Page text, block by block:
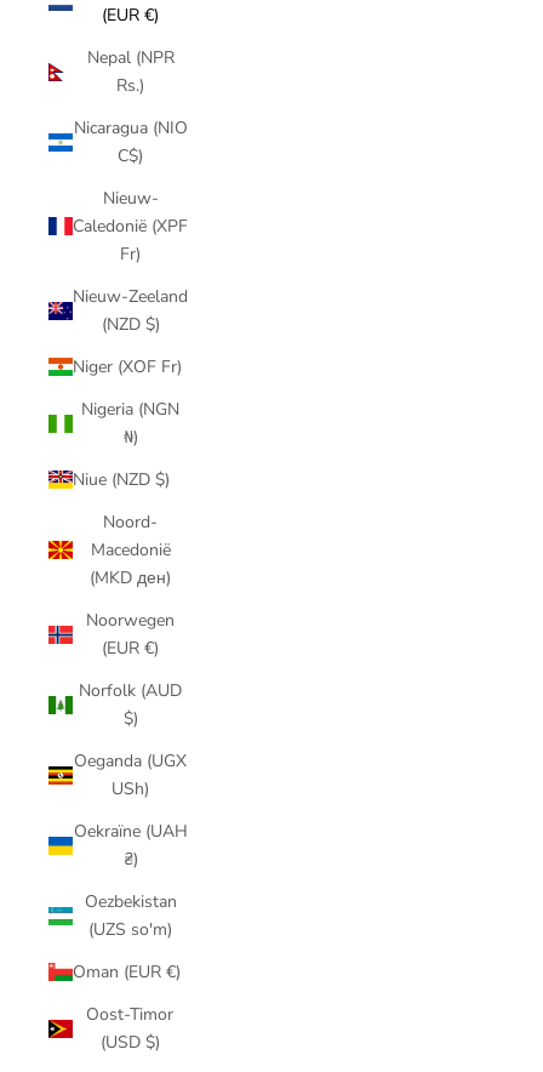
(EUR €)
Nepal (NPR
Rs.)
Nicaragua (NIO
C$)
Nieuw-
Caledonië (XPF
Fr)
Nieuw-Zeeland
(NZD $)
Niger (XOF Fr)
Nigeria (NGN
₦)
Niue (NZD $)
Noord-
Macedonië
(MKD ден)
Noorwegen
(EUR €)
Norfolk (AUD
$)
Oeganda (UGX
USh)
Oekraïne (UAH
₴)
Oezbekistan
(UZS so'm)
Oman (EUR €)
Oost-Timor
(USD $)